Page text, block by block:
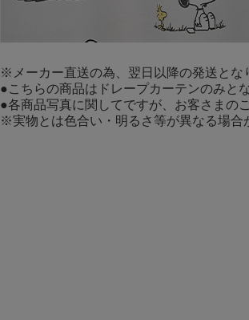
※メーカー直送の為、翌日以降の発送とな
●こちらの商品はドレープカーテンのみと
●各商品写真に関してですが、お客さまの
※実物とは色合い・明るさ等が異なる場合